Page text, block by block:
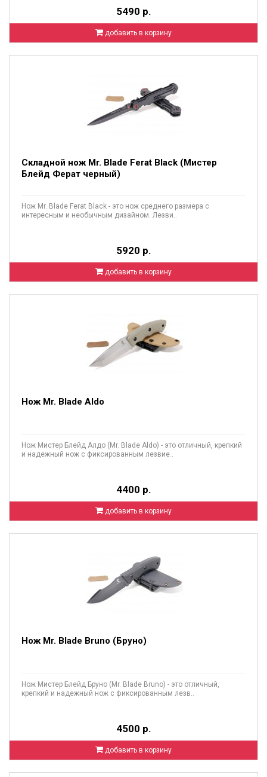
5490 р.
добавить в корзину
Складной нож Mr. Blade Ferat Black (Мистер
Блейд Ферат черный)
Нож Mr. Blade Ferat Black - это нож среднего размера с
интересным и необычным дизайном. Лезви..
5920 р.
добавить в корзину
Нож Mr. Blade Aldo
Нож Мистер Блейд Алдо (Mr. Blade Aldo) - это отличный, крепкий
и надежный нож с фиксированным лезвие..
4400 р.
добавить в корзину
Нож Mr. Blade Bruno (Бруно)
Нож Мистер Блейд Бруно (Mr. Blade Bruno) - это отличный,
крепкий и надежный нож с фиксированным лезв..
4500 р.
добавить в корзину